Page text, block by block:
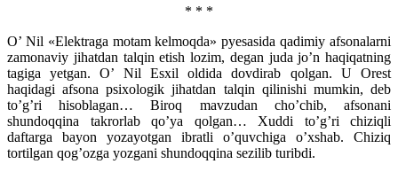
* * *
O’ Nil «Elektraga motam kelmoqda» pyesasida qadimiy afsonalarni
zamonaviy jihatdan talqin etish lozim, degan juda jo’n haqiqatning
tagiga yetgan. O’ Nil Esxil oldida dovdirab qolgan. U Orest
haqidagi afsona psixologik jihatdan talqin qilinishi mumkin, deb
to’g’ri hisoblagan… Biroq mavzudan cho’chib, afsonani
shundoqqina takrorlab qo’ya qolgan… Xuddi to’g’ri chiziqli
daftarga bayon yozayotgan ibratli o’quvchiga o’xshab. Chiziq
tortilgan qog’ozga yozgani shundoqqina sezilib turibdi.